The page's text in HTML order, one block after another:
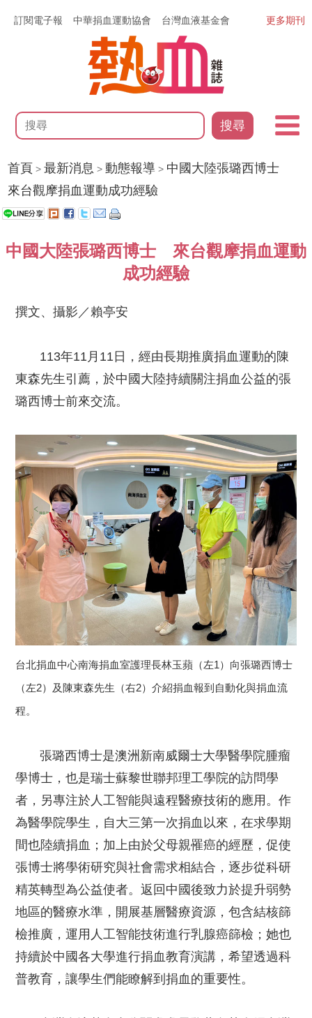
訂閱電子報 中華捐血運動協會 台灣血液基金會
搜尋
更多期刊
首頁 >最新消息 >動態報導 > 中國大陸張璐西博士
來台觀摩捐血運動成功經驗
中國大陸張璐西博士 來台觀摩捐血運動
成功經驗
撰文、攝影／賴亭安
113年11月11日，經由長期推廣捐血運動的陳
東森先生引薦，於中國大陸持續關注捐血公益的張
璐西博士前來交流。
台北捐血中心南海捐血室護理長林玉蘋（左1）向張璐西博士
（左2）及陳東森先生（右2）介紹捐血報到自動化與捐血流
程。
張璐西博士是澳洲新南威爾士大學醫學院腫瘤
學博士，也是瑞士蘇黎世聯邦理工學院的訪問學
者，另專注於人工智能與遠程醫療技術的應用。作
為醫學院學生，自大三第一次捐血以來，在求學期
間也陸續捐血；加上由於父母親罹癌的經歷，促使
張博士將學術研究與社會需求相結合，逐步從科研
精英轉型為公益使者。返回中國後致力於提升弱勢
地區的醫療水準，開展基層醫療資源，包含結核篩
檢推廣，運用人工智能技術進行乳腺癌篩檢；她也
持續於中國各大學進行捐血教育演講，希望透過科
普教育，讓學生們能瞭解到捐血的重要性。